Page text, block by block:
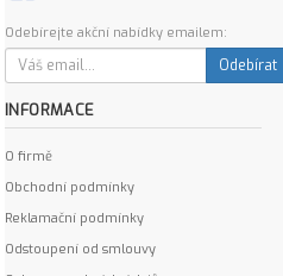
Odebírejte akční nabídky emailem:
Odebírat
INFORMACE
O firmě
Obchodní podmínky
Reklamační podmínky
Odstoupení od smlouvy